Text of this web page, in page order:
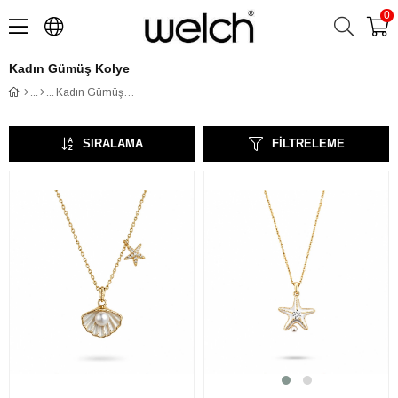
0
Kadın Gümüş Kolye
Kadın Gümüş Kolye
FILTRELEME
SIRALAMA